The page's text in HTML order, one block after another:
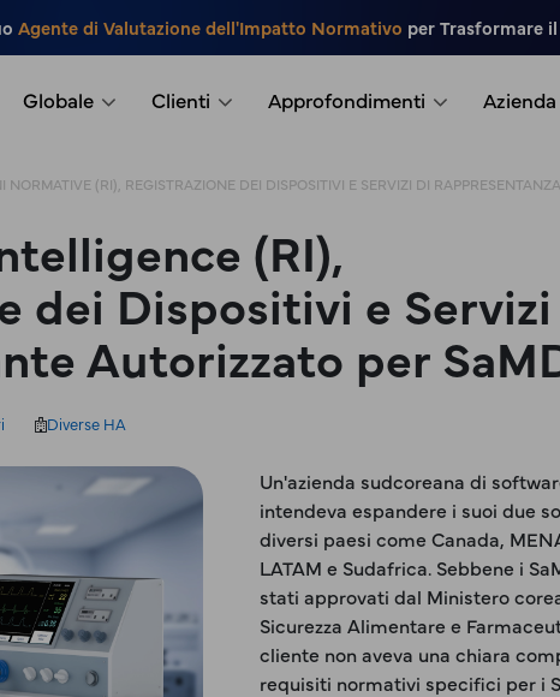
Agente di Valutazione dell'Impatto Normativo per Trasformare
Globale Clienti Approfondimenti Azienda
NORMATIVE (RI), REGISTRAZIONE DEI DISPOSITIVI E SERVIZI DI
(RI),
dei Dispositivi e
Autorizzato per
Diverse HA
Un'azienda sudcoreana di
intendeva espandere i suoi due
diversi paesi come Canada,
LATAM e Sudafrica. Sebbene i
stati approvati dal Ministero
Sicurezza Alimentare e
cliente non aveva una chiara
requisiti normativi specifici per i